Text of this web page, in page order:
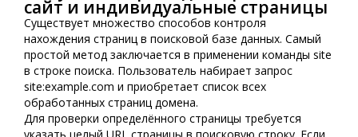
сайт и индивидуальные страницы
Существует множество способов контроля
нахождения страниц в поисковой базе данных. Самый
простой метод заключается в применении команды site
в строке поиска. Пользователь набирает запрос
site:example.com и приобретает список всех
обработанных страниц домена.
Для проверки определённого страницы требуется
указать целый URL страницы в поисковую строку. Если